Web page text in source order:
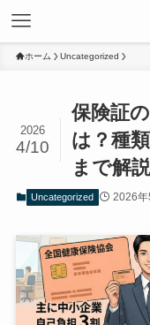
ホーム Uncategorized
保険証
は？種
まで解
2026
4/10
Uncategorized 2026年